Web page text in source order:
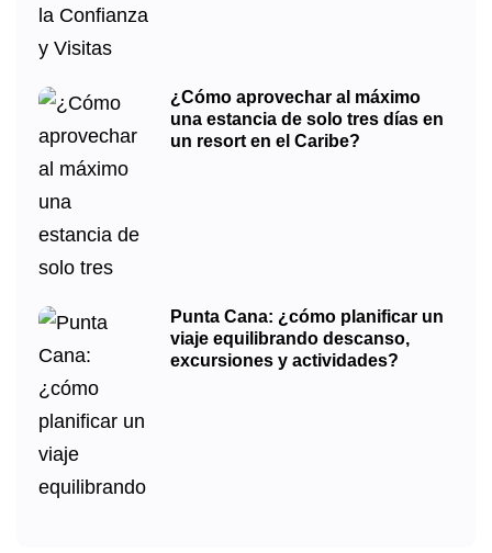
¿Cómo aprovechar al máximo
una estancia de solo tres días en
un resort en el Caribe?
Punta Cana: ¿cómo planificar un
viaje equilibrando descanso,
excursiones y actividades?